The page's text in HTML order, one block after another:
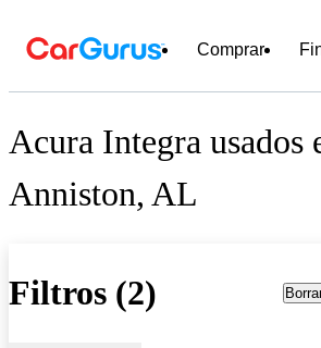
Comprar
Acura Integra usados
Anniston, AL
Filtros (2)